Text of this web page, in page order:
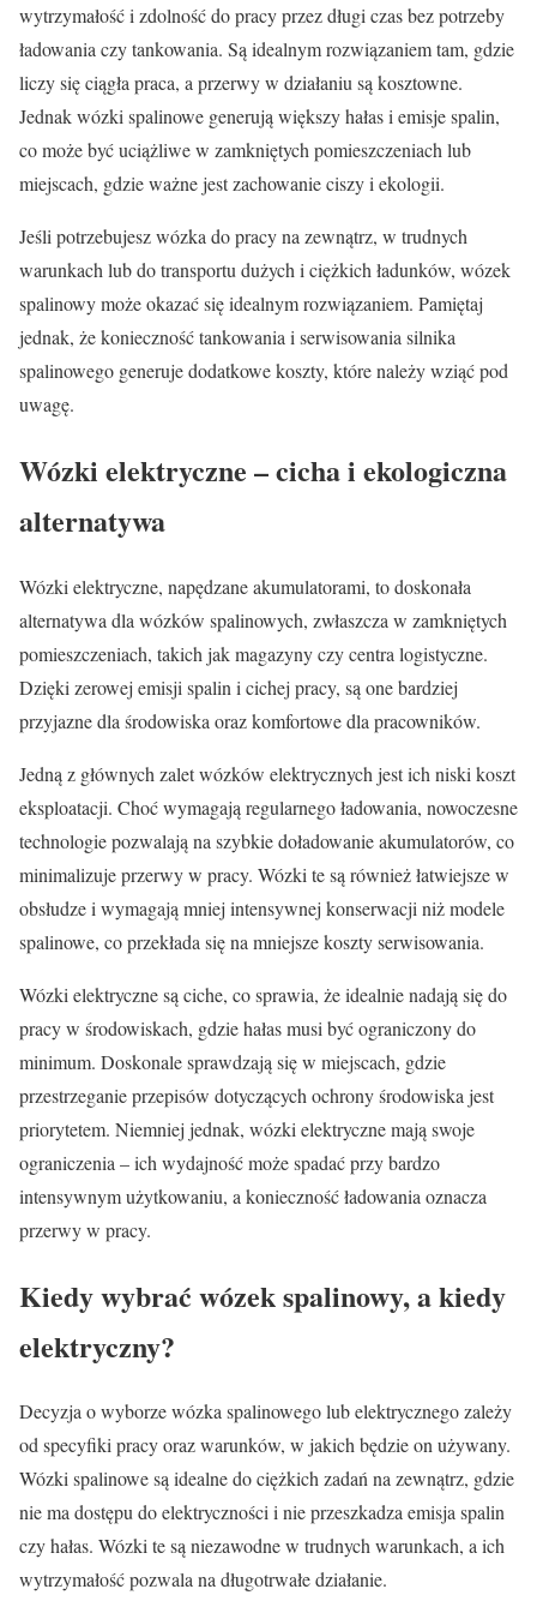
wytrzymałość i zdolność do pracy przez długi czas bez potrzeby
ładowania czy tankowania. Są idealnym rozwiązaniem tam, gdzie
liczy się ciągła praca, a przerwy w działaniu są kosztowne.
Jednak wózki spalinowe generują większy hałas i emisje spalin,
co może być uciążliwe w zamkniętych pomieszczeniach lub
miejscach, gdzie ważne jest zachowanie ciszy i ekologii.
Jeśli potrzebujesz wózka do pracy na zewnątrz, w trudnych
warunkach lub do transportu dużych i ciężkich ładunków, wózek
spalinowy może okazać się idealnym rozwiązaniem. Pamiętaj
jednak, że konieczność tankowania i serwisowania silnika
spalinowego generuje dodatkowe koszty, które należy wziąć pod
uwagę.
Wózki elektryczne – cicha i ekologiczna
alternatywa
Wózki elektryczne, napędzane akumulatorami, to doskonała
alternatywa dla wózków spalinowych, zwłaszcza w zamkniętych
pomieszczeniach, takich jak magazyny czy centra logistyczne.
Dzięki zerowej emisji spalin i cichej pracy, są one bardziej
przyjazne dla środowiska oraz komfortowe dla pracowników.
Jedną z głównych zalet wózków elektrycznych jest ich niski koszt
eksploatacji. Choć wymagają regularnego ładowania, nowoczesne
technologie pozwalają na szybkie doładowanie akumulatorów, co
minimalizuje przerwy w pracy. Wózki te są również łatwiejsze w
obsłudze i wymagają mniej intensywnej konserwacji niż modele
spalinowe, co przekłada się na mniejsze koszty serwisowania.
Wózki elektryczne są ciche, co sprawia, że idealnie nadają się do
pracy w środowiskach, gdzie hałas musi być ograniczony do
minimum. Doskonale sprawdzają się w miejscach, gdzie
przestrzeganie przepisów dotyczących ochrony środowiska jest
priorytetem. Niemniej jednak, wózki elektryczne mają swoje
ograniczenia – ich wydajność może spadać przy bardzo
intensywnym użytkowaniu, a konieczność ładowania oznacza
przerwy w pracy.
Kiedy wybrać wózek spalinowy, a kiedy
elektryczny?
Decyzja o wyborze wózka spalinowego lub elektrycznego zależy
od specyfiki pracy oraz warunków, w jakich będzie on używany.
Wózki spalinowe są idealne do ciężkich zadań na zewnątrz, gdzie
nie ma dostępu do elektryczności i nie przeszkadza emisja spalin
czy hałas. Wózki te są niezawodne w trudnych warunkach, a ich
wytrzymałość pozwala na długotrwałe działanie.